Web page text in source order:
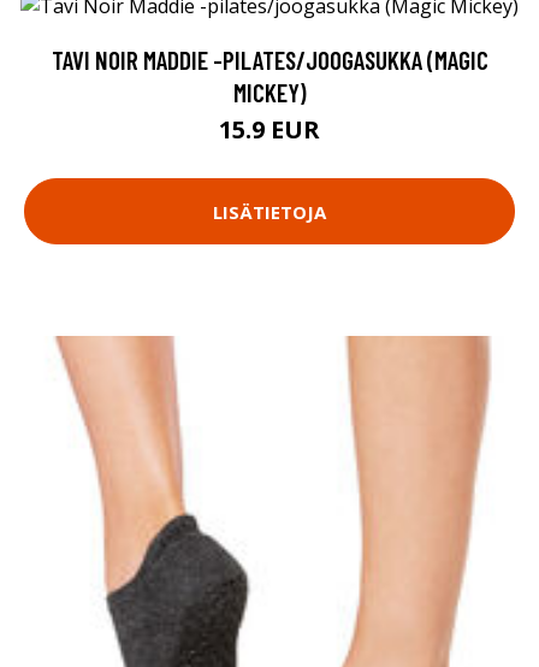
TAVI NOIR MADDIE -PILATES/JOOGASUKKA (MAGIC
MICKEY)
15.9 EUR
LISÄTIETOJA